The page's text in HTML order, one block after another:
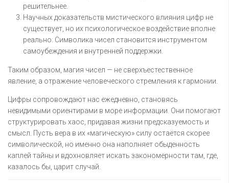
решительнее.
Научных доказательств мистического влияния цифр не
существует, но их психологическое воздействие вполне
реально. Символика чисел становится инструментом
самоубеждения и внутренней поддержки.
Таким образом, магия чисел — не сверхъестественное
явление, а отражение человеческого стремления к гармонии.
Цифры сопровождают нас ежедневно, становясь
невидимыми ориентирами в море информации. Они помогают
структурировать хаос, придавая жизни предсказуемость и
смысл. Пусть вера в их «магическую» силу остаётся скорее
символической, но именно она наполняет обыденность
каплей тайны и вдохновляет искать закономерности там, где,
казалось бы, царит случай.